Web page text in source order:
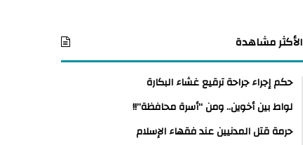
الأكثر مشاهدة
حكم إجراء جراحة ترقيع غشاء البكارة
لواط بين أخوين.. ومن “أسرة محافظة”!!
حرمة قتل المدنيين عند فقهاء الإسلام